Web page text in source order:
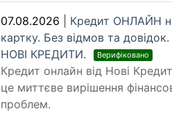
07.08.2026
Кредит ОНЛАЙН
картку. Без відмов та довідок.
НОВІ КРЕДИТИ.
Верифіковано
Кредит онлайн від Нові
це миттєве вирішення
проблем.